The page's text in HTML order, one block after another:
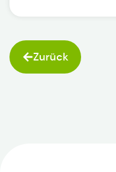
Zurück